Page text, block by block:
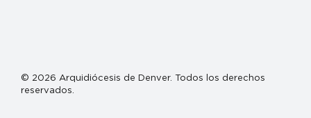
© 2026 Arquidiócesis de Denver. Todos los derechos
reservados.